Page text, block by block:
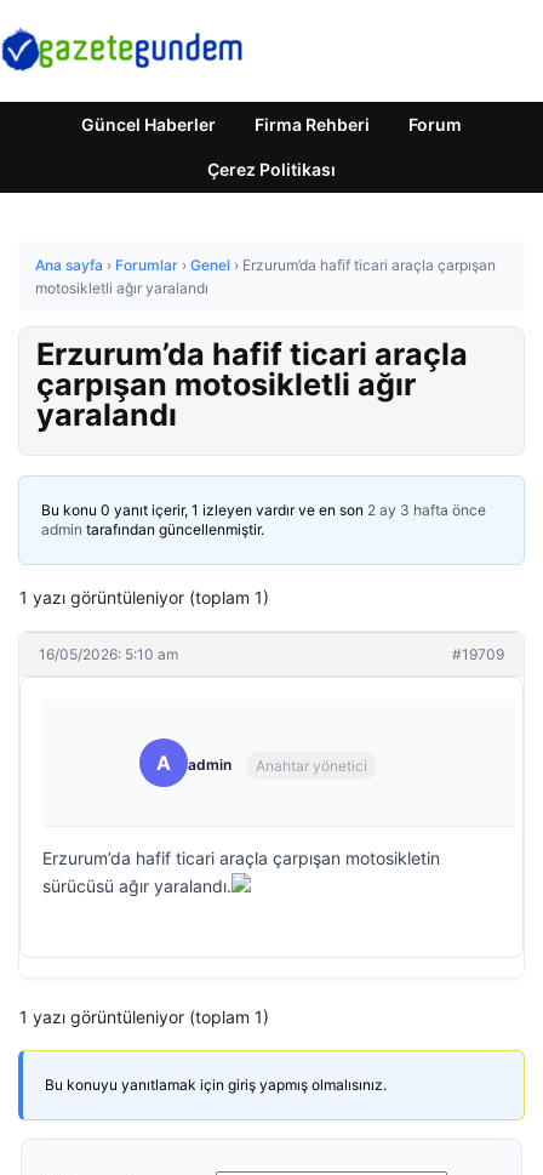
Güncel Haberler Firma Rehberi Forum
Çerez Politikası
Ana sayfa › Forumlar › Genel › Erzurum’da hafif ticari araçla çarpışan
motosikletli ağır yaralandı
Erzurum’da hafif ticari araçla
çarpışan motosikletli ağır
yaralandı
Bu konu 0 yanıt içerir, 1 izleyen vardır ve en son 2 ay 3 hafta önce
admin tarafından güncellenmiştir.
1 yazı görüntüleniyor (toplam 1)
16/05/2026: 5:10 am #19709
A admin Anahtar yönetici
Erzurum’da hafif ticari araçla çarpışan motosikletin
sürücüsü ağır yaralandı.
1 yazı görüntüleniyor (toplam 1)
Bu konuyu yanıtlamak için giriş yapmış olmalısınız.